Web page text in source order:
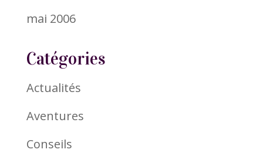
mai 2006
Catégories
Actualités
Aventures
Conseils